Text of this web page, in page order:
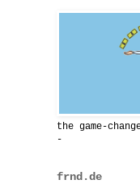
the game-
-
frnd.de